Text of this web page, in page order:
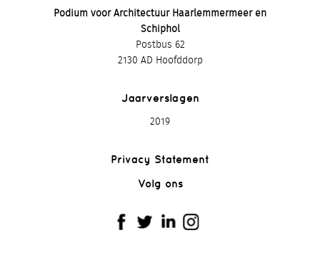
Podium voor Architectuur Haarlemmermeer en
Schiphol
Postbus 62
2130 AD Hoofddorp
Jaarverslagen
2019
Privacy Statement
Volg ons